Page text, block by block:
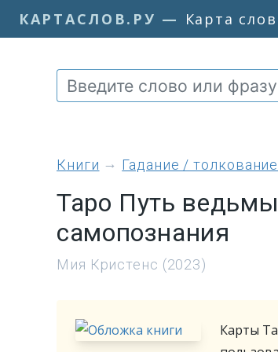
КАРТАСЛОВ.РУ — Карта
книги Гадание /
Таро Путь
самопознания
Мия Кристенс (2023)
Карты